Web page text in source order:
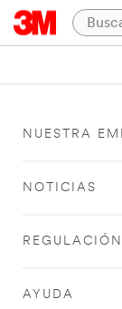
NUESTRA
NOTICIAS
REGULACIÓN
AYUDA